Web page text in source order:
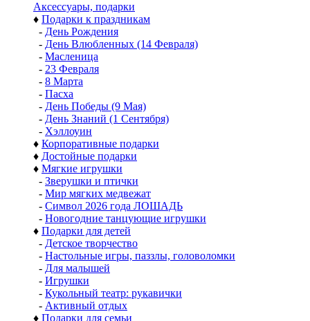
Аксессуары, подарки
♦ Подарки к праздникам
- День Рождения
- День Влюбленных (14 Февраля)
- Масленица
- 23 Февраля
- 8 Марта
- Пасха
- День Победы (9 Мая)
- День Знаний (1 Сентября)
- Хэллоуин
♦ Корпоративные подарки
♦ Достойные подарки
♦ Мягкие игрушки
- Зверушки и птички
- Мир мягких медвежат
- Символ 2026 года ЛОШАДЬ
- Новогодние танцующие игрушки
♦ Подарки для детей
- Детское творчество
- Настольные игры, паззлы, головоломки
- Для малышей
- Игрушки
- Кукольный театр: рукавички
- Активный отдых
♦ Подарки для семьи